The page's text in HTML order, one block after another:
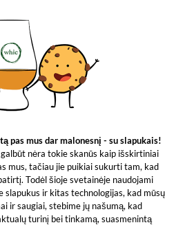
€/Litras)
siuntimo išlaidų
Visi produkto bruožai
pas mus dar malonesnį - su slapukais!
nėra tokie skanūs kaip išskirtiniai
mus, tačiau jie puikiai sukurti tam, kad
Todėl šioje svetainėje naudojami
slapukus ir kitas technologijas, kad mūsų
ir saugiai, stebime jų našumą, kad
turinį bei tinkamą, suasmenintą